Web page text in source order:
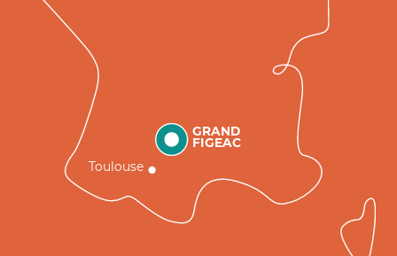
GRAND
FIGEAC
Toulouse